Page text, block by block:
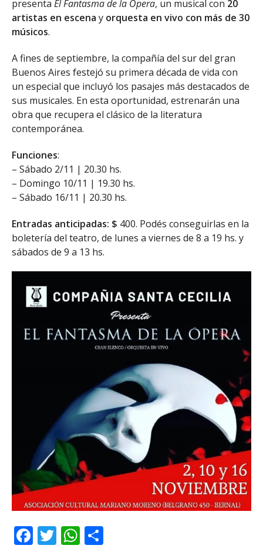
presenta El Fantasma de la Ópera, un musical con 20
artistas en escena y orquesta en vivo con más de 30
músicos.
A fines de septiembre, la compañía del sur del gran
Buenos Aires festejó su primera década de vida con
un especial que incluyó los pasajes más destacados de
sus musicales. En esta oportunidad, estrenarán una
obra que recupera el clásico de la literatura
contemporánea.
Funciones:
– Sábado 2/11 | 20.30 hs.
– Domingo 10/11 | 19.30 hs.
– Sábado 16/11 | 20.30 hs.
Entradas anticipadas: $ 400. Podés conseguirlas en la
boletería del teatro, de lunes a viernes de 8 a 19 hs. y
sábados de 9 a 13 hs.
Facebook
TwitterWhatsApp